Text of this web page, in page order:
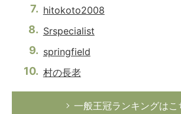
hitokoto2008
Srspecialist
springfield
村の長老
一般王冠ランキングはこ